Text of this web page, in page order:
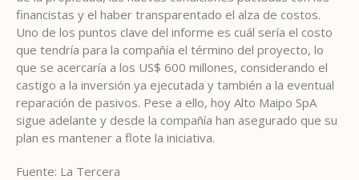
financistas y el haber transparentado el alza de costos.
Uno de los puntos clave del informe es cuál sería el costo
que tendría para la compañía el término del proyecto, lo
que se acercaría a los US$ 600 millones, considerando el
castigo a la inversión ya ejecutada y también a la eventual
reparación de pasivos. Pese a ello, hoy Alto Maipo SpA
sigue adelante y desde la compañía han asegurado que su
plan es mantener a flote la iniciativa.
Fuente: La Tercera